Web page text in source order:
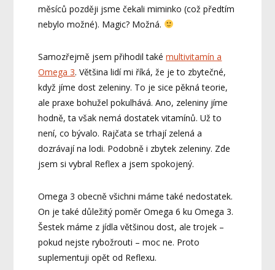
měsíců později jsme čekali miminko (což předtím
nebylo možné). Magic? Možná.
Samozřejmě jsem přihodil takémultivitamín a
Omega 3. Většina lidí mi říká, že je to zbytečné,
když jíme dost zeleniny. To je sice pěkná teorie,
ale praxe bohužel pokulhává. Ano, zeleniny jíme
hodně, ta však nemá dostatek vitamínů. Už to
není, co bývalo. Rajčata se trhají zelená a
dozrávají na lodi. Podobně i zbytek zeleniny. Zde
jsem si vybral Reflex a jsem spokojený.
Omega 3 obecně všichni máme také nedostatek.
On je také důležitý poměr Omega 6 ku Omega 3.
Šestek máme z jídla většinou dost, ale trojek –
pokud nejste rybožrouti – moc ne. Proto
suplementuji opět od Reflexu.